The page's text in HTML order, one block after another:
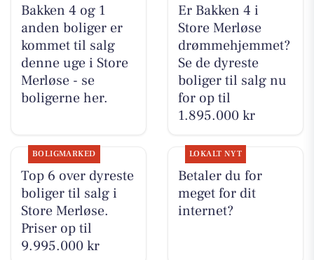
Bakken 4 og 1
anden boliger er
kommet til salg
denne uge i Store
Merløse - se
boligerne her.
Er Bakken 4 i
Store Merløse
drømmehjemmet?
Se de dyreste
boliger til salg nu
for op til
1.895.000 kr
BOLIGMARKED
Top 6 over dyreste
boliger til salg i
Store Merløse.
Priser op til
9.995.000 kr
LOKALT NYT
Betaler du for
meget for dit
internet?